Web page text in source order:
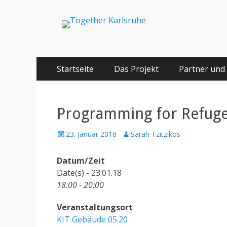
Together Karlsruhe
Integration von jungen Menschen mit
Primäres Menü
zum
Startseite Das Projekt Partner
Programming for
Posted
23. Januar 2018 Author
Sarah Tzitzikos
Datum/Zeit
Date(s) - 23.01.18
18:00 - 20:00
Veranstaltungsort
KIT Gebäude 05.20